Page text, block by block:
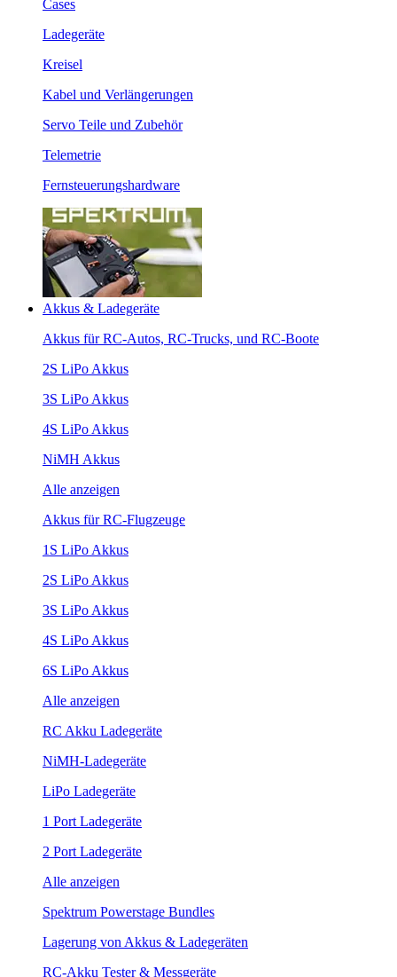
Cases
Ladegeräte
Kreisel
Kabel und Verlängerungen
Servo Teile und Zubehör
Telemetrie
Fernsteuerungshardware
Akkus & Ladegeräte
Akkus für RC-Autos, RC-Trucks, und RC-Boote
2S LiPo Akkus
3S LiPo Akkus
4S LiPo Akkus
NiMH Akkus
Alle anzeigen
Akkus für RC-Flugzeuge
1S LiPo Akkus
2S LiPo Akkus
3S LiPo Akkus
4S LiPo Akkus
6S LiPo Akkus
Alle anzeigen
RC Akku Ladegeräte
NiMH-Ladegeräte
LiPo Ladegeräte
1 Port Ladegeräte
2 Port Ladegeräte
Alle anzeigen
Spektrum Powerstage Bundles
Lagerung von Akkus & Ladegeräten
RC-Akku Tester & Messgeräte